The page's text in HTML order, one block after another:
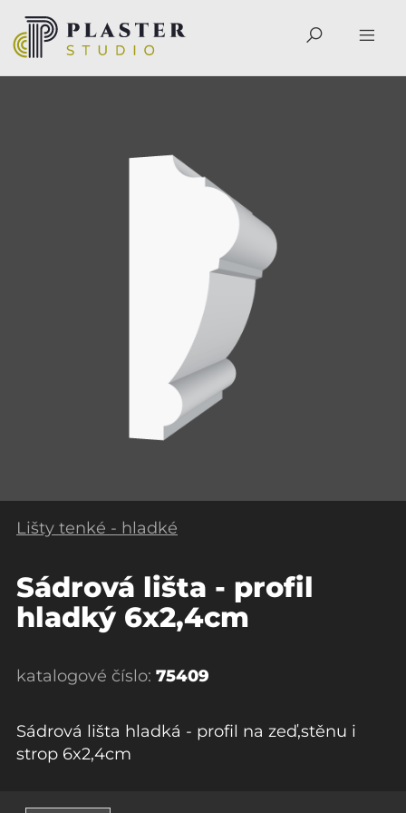
Lišty tenké - hladké
Sádrová lišta - profil
hladký 6x2,4cm
katalogové číslo: 75409
Sádrová lišta hladká - profil na zeď,stěnu i
strop 6x2,4cm